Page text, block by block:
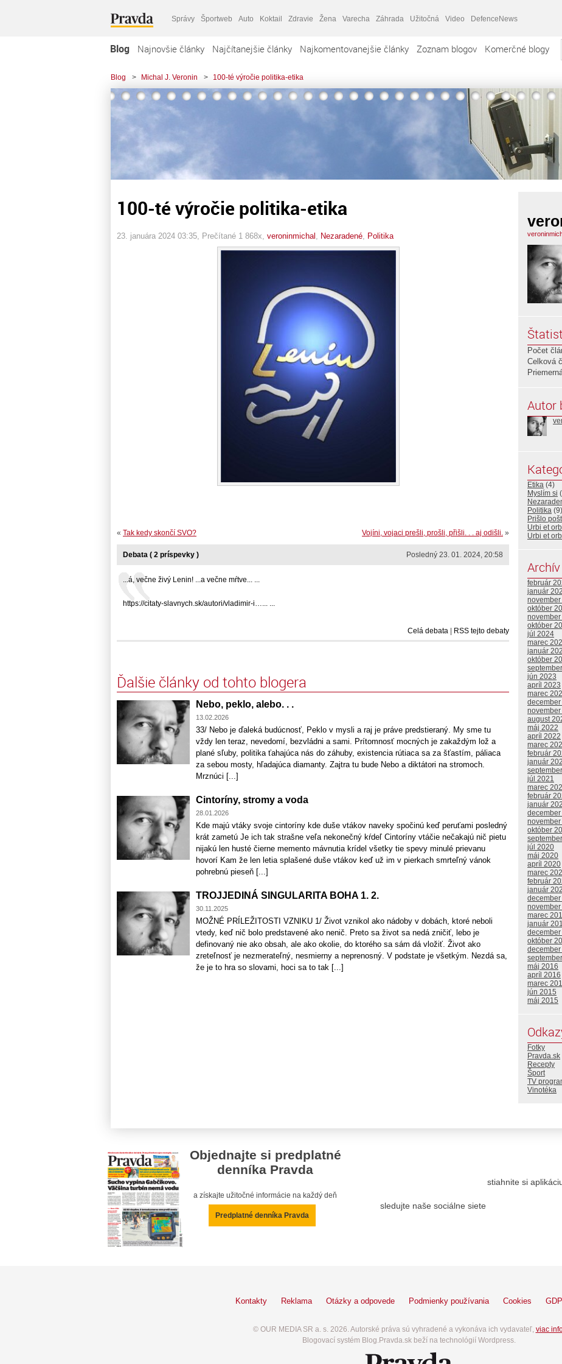
Správy Športweb Auto Koktail Zdravie Žena Varecha Záhrada Užitočná Video DefenceNews
Blog Najnovšie články Najčítanejšie články Najkomentovanejšie články Zoznam blogov Komerčné blogy
Blog > Michal J. Veronin > 100-té výročie politika-etika
100-té výročie politika-etika
23. januára 2024 03:35 , Prečítané 1 868x, veroninmichal Nezaradené Politika
Vojíni, vojaci prešli, prošli, přišli. . . aj odišli. »
« Tak kedy skončí SVO?
Posledný 23. 01. 2024, 20:58
Debata ( 2 príspevky )
...á, večne živý Lenin! ...a večne mŕtve... ...
https://citaty-slavnych.sk/autori/vladimir-i…... ...
Celá debata | RSS tejto debaty
Ďalšie články od tohto blogera
Nebo, peklo, alebo. . .
13.02.2026
33/ Nebo je ďaleká budúcnosť, Peklo v mysli a raj je práve predstieraný. My sme tu
vždy len teraz, nevedomí, bezvládni a sami. Prítomnosť mocných je zakaždým lož a
plané sľuby, politika ťahajúca nás do záhuby, existencia rútiaca sa za šťastím, páliaca
za sebou mosty, hľadajúca diamanty. Zajtra tu bude Nebo a diktátori na stromoch.
Mrznúci [...]
Cintoríny, stromy a voda
28.01.2026
Kde majú vtáky svoje cintoríny kde duše vtákov naveky spočinú keď peruťami posledný
krát zametú Je ich tak strašne veľa nekonečný kŕdeľ Cintoríny vtáčie nečakajú nič pietu
nijakú len husté čierne memento mávnutia krídel všetky tie spevy minulé prievanu
hovorí Kam že len letia splašené duše vtákov keď už im v pierkach smrteľný vánok
pohrebnú pieseň [...]
TROJJEDINÁ SINGULARITA BOHA 1. 2.
30.11.2025
MOŽNÉ PRÍLEŽITOSTI VZNIKU 1/ Život vznikol ako nádoby v dobách, ktoré neboli
vtedy, keď nič bolo predstavené ako nenič. Preto sa život sa nedá zničiť, lebo je
definovaný nie ako obsah, ale ako okolie, do ktorého sa sám dá vložiť. Život ako
zreteľnosť je nezmerateľný, nesmierny a neprenosný. V podstate je všetkým. Nezdá sa,
že je to hra so slovami, hoci sa to tak [...]
Počet
Celková
Autor
Etika (4)
Myslím si
Politika (9)
Prišlo
Urbi et
Urbi et
Archív
február
január
november
október
október
júl 2024
marec
január
október
jún 2023
apríl 2023
marec
december
november
august
máj 2022
apríl 2022
marec
február
január
júl 2021
marec
február
január
október
júl 2020
máj 2020
apríl 2020
marec
február
január
december
november
marec
január
december
október
december
máj 2016
apríl 2016
marec
jún 2015
máj 2015
Fotky
Pravda.sk
Recepty
Šport
TV
Vinotéka
Objednajte si predplatné
denníka Pravda
a získajte užitočné informácie na každý deň
Predplatné denníka Pravda
sledujte naše sociálne siete
stiahnite si
Kontakty Reklama Otázky a odpovede Podmienky používania Cookies
© OUR MEDIA SR a. s. 2026. Autorské práva sú vyhradené a vykonáva ich vydavateľ, viac
Blogovací systém Blog.Pravda.sk beží na technológií Wordpress.